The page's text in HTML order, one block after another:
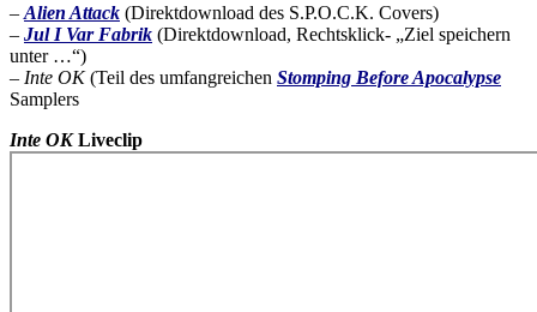
– Alien Attack (Direktdownload des S.P.O.C.K. Covers)
– Jul I Var Fabrik (Direktdownload, Rechtsklick- „Ziel speichern
unter …“)
– Inte OK(Teil des umfangreichen Stomping Before Apocalypse
Samplers
Inte OKLiveclip